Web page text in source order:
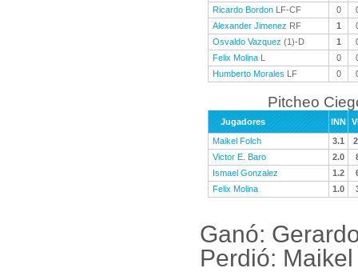
Ricardo Bordon LF-CF 0
Alexander Jimenez RF 1
Osvaldo Vazquez (1)-D 1
Felix Molina L 0
Humberto Morales LF 0
Pitcheo
Jugadores INN
Maikel Folch
3.1
Victor E. Baro
2.0
Ismael Gonzalez
1.2
Felix Molina
1.0
Ganó:
Perdió: